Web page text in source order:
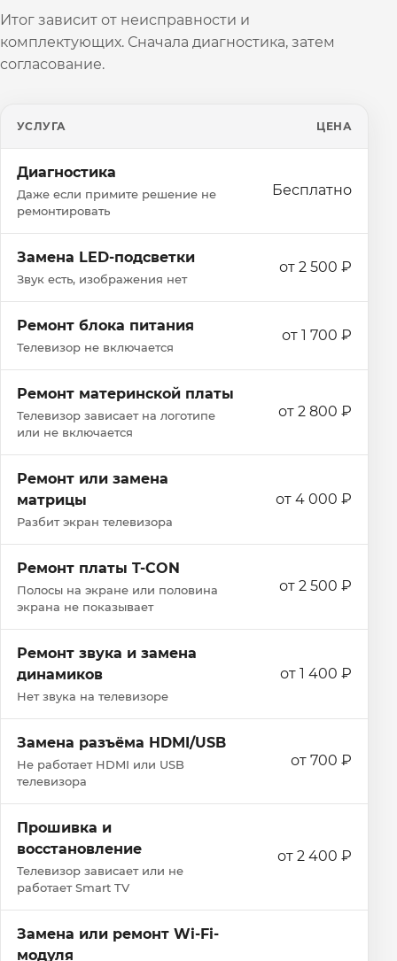
Итог зависит от неисправности и
комплектующих. Сначала диагностика, затем
согласование.
УСЛУГА ЦЕНА
Диагностика
Даже если примите решение не
ремонтировать
Бесплатно
Замена LED-подсветки
Звук есть, изображения нет
от 2 500 ₽
Ремонт блока питания
Телевизор не включается
от 1 700 ₽
Ремонт материнской платы
Телевизор зависает на логотипе
или не включается
от 2 800 ₽
Ремонт или замена
матрицы
Разбит экран телевизора
от 4 000 ₽
Ремонт платы T-CON
Полосы на экране или половина
экрана не показывает
от 2 500 ₽
Ремонт звука и замена
динамиков
Нет звука на телевизоре
от 1 400 ₽
Замена разъёма HDMI/USB
Не работает HDMI или USB
телевизора
от 700 ₽
Прошивка и
восстановление
Телевизор зависает или не
работает Smart TV
от 2 400 ₽
Замена или ремонт Wi‑Fi-
модуля